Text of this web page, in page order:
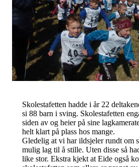
Skolestafetten hadde i år 22
si 88 barn i sving. Skolestafetten
siden av og heier på sine
helt klart på plass hos mange.
Gledelig at vi har ildsjeler rundt om
mulig lag til å stille. Uten disse så
like stor. Ekstra kjekt at Eide også